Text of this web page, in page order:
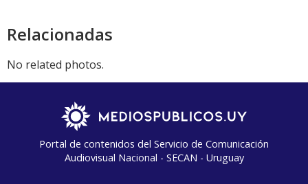
Relacionadas
No related photos.
Portal de contenidos del Servicio de Comunicación
Audiovisual Nacional - SECAN - Uruguay